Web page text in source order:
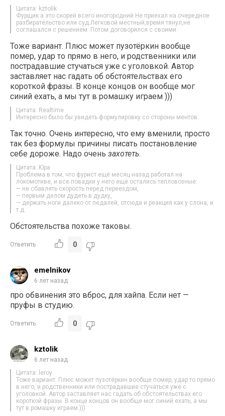
Цитата: kztolik
Фурщик а это скорей всего иногородний.Не приехал на очередное
разбирательство или суд.Легковой местный,время тянул,не
соглашался с решением. Потом договорился с своими.
Тоже вариант. Плюс может пузотёркин вообще
помер, удар то прямо в него, и родственники или
пострадавшие стучаться уже с уголовкой. Автор
заставляет нас гадать об обстоятельствах его
короткой фразы. В конце концов он вообще мог
синий ехать, а мы тут в ромашку играем )))
Цитата: Realtime
Интересно было бы увидеть формулировку со стороны ментов.
Так точно. Очень интересно, что ему вменили, просто
так без формулы причины писать постановление
себе дороже. Надо оченьзахотеть.
Цитата: Юра
Проблема в том, что фурист ещё месяц назад работал на
локомотиве, и все повадки у него ещё остались тепловозные:
— не сбавлять скорость перед переездом,
— первым делом дудеть в дудку,
— держать ноги далеко от педалей, отсюда и реакция как у слона, и
т.д.
Обстоятельства похоже таковы.
Ответить 0
emelnikov
6 лет назад
про обвинения это вброс, для хайпа. Если нет —
пруфы в студию.
Ответить 0
kztolik
6 лет назад
Цитата: leroy
Тоже вариант. Плюс может пузотёркин вообще помер, удар то прямо
в него, и родственники или пострадавшие стучаться уже с
уголовкой. Автор заставляет нас гадать об обстоятельствах его
короткой фразы. В конце концов он вообще мог синий ехать, а мы
тут в ромашку играем )))